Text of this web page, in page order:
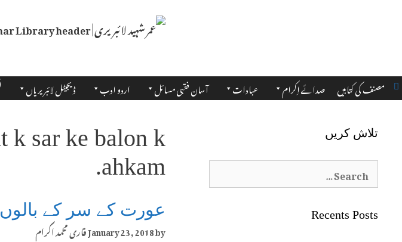
مصنف کی کتابیں صدائے اِکرام عبادات آسان فقہی مسائل اردو ادب ڈیجیٹل لائبریریاں
k sar ke balon k
ahkam.
عورت کے سر کے
January 23, 2018by قاری محمد اکرام
تلاش کریں
Search
Recents Posts